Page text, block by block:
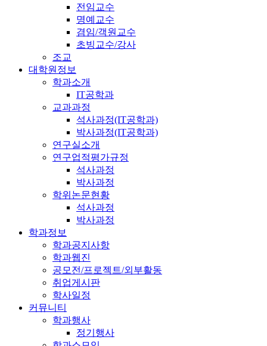
전임교수
명예교수
겸임/객원교수
초빙교수/강사
조교
대학원정보
학과소개
IT공학과
교과과정
석사과정(IT공학과)
박사과정(IT공학과)
연구실소개
연구업적평가규정
석사과정
박사과정
학위논문현황
석사과정
박사과정
학과정보
학과공지사항
학과웹진
공모전/프로젝트/외부활동
취업게시판
학사일정
커뮤니티
학과행사
정기행사